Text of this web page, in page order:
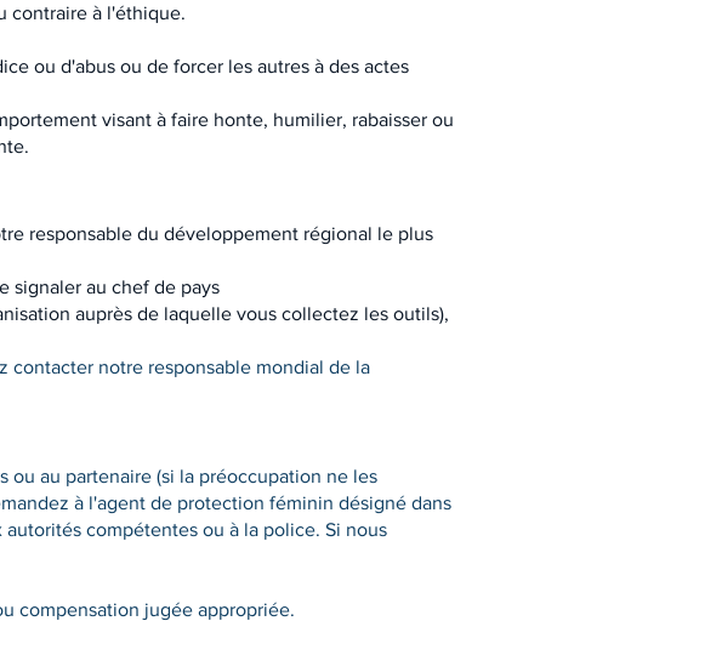
contraire à l'éthique.
ou d'abus ou de forcer les autres à des actes
visant à faire honte, humilier, rabaisser ou
responsable du développement régional le plus
signaler au chef de pays
auprès de laquelle vous collectez les outils),
contacter notre responsable mondial de la
ou au partenaire (si la préoccupation ne les
à l'agent de protection féminin désigné dans
compétentes ou à la police. Si nous
compensation jugée appropriée.